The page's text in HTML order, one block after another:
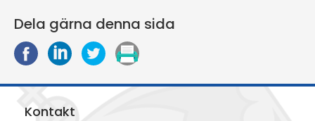
Dela gärna denna sida
D
p
D
p
D
S
Kontakt